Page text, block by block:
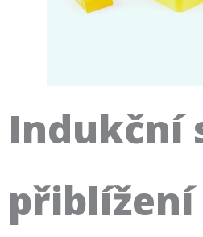
Indukční
přiblížení